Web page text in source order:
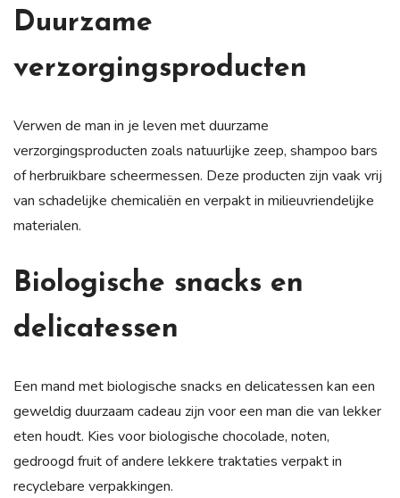
Duurzame
verzorgingsproducten
Verwen de man in je leven met duurzame
verzorgingsproducten zoals natuurlijke zeep, shampoo bars
of herbruikbare scheermessen. Deze producten zijn vaak vrij
van schadelijke chemicaliën en verpakt in milieuvriendelijke
materialen.
Biologische snacks en
delicatessen
Een mand met biologische snacks en delicatessen kan een
geweldig duurzaam cadeau zijn voor een man die van lekker
eten houdt. Kies voor biologische chocolade, noten,
gedroogd fruit of andere lekkere traktaties verpakt in
recyclebare verpakkingen.